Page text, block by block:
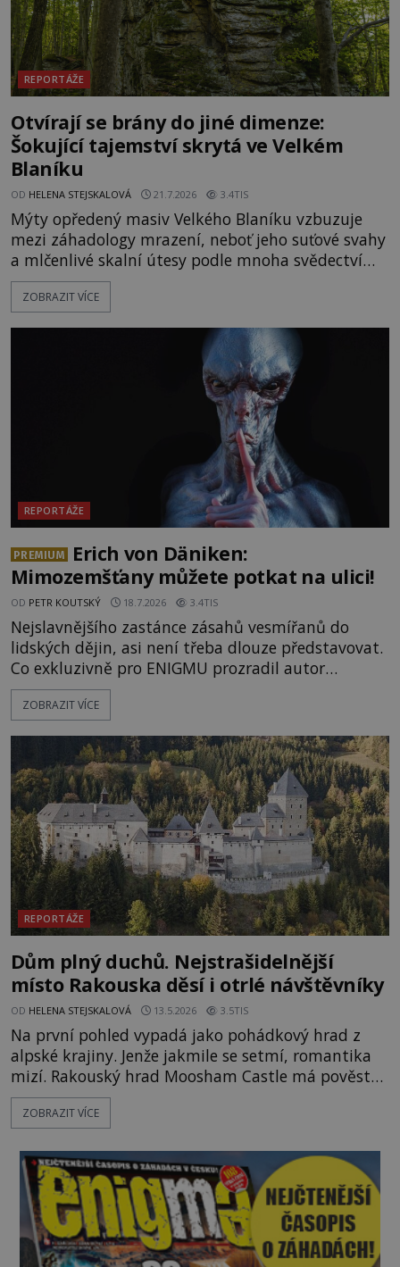
REPORTÁŽE
Otvírají se brány do jiné dimenze:
Šokující tajemství skrytá ve Velkém
Blaníku
OD HELENA STEJSKALOVÁ 21.7.2026 3.4TIS
Mýty opředený masiv Velkého Blaníku vzbuzuje
mezi záhadology mrazení, neboť jeho suťové svahy
a mlčenlivé skalní útesy podle mnoha svědectví
fungují jako anomální zóny, kde selhává lidské
vnímání času i prostoru. Geologické anomálie hory
badatelé zde odkrývají indicie, které propojují
prastaré pohanské kulty, keltské svatyně a zprávy
ZOBRAZIT VÍCE
REPORTÁŽE
PREMIUM
Erich von Däniken:
Mimozemšťany můžete potkat na ulici!
OD PETR KOUTSKÝ 18.7.2026 3.4TIS
Nejslavnějšího zastánce zásahů vesmířanů do
lidských dějin, asi není třeba dlouze představovat.
Co exkluzivně pro ENIGMU prozradil autor
Vzpomínek na budoucnost, švýcarský badatel
Erich von Däniken? Orbitální stanice Viking 1
je umělá družice od povrchu Marsu vzdálena asi
1873 kilometrů, nachá
ZOBRAZIT VÍCE
REPORTÁŽE
Dům plný duchů. Nejstrašidelnější
místo Rakouska děsí i otrlé návštěvníky
OD HELENA STEJSKALOVÁ 13.5.2026 3.5TIS
Na první pohled vypadá jako pohádkový hrad z
alpské krajiny. Jenže jakmile se setmí, romantika
mizí. Rakouský hrad Moosham Castle má pověst
nejděsivějšího domu v celé zemi. Lidé tu údajně
slyší kroky v prázdných chodbách, šeptání ze zdí i
temná minulost mohla zanechat něco, co se
dodnes nepodařilo vysvětlit. Kamenný hrad stojí v
horách Salcburska u
ZOBRAZIT VÍCE